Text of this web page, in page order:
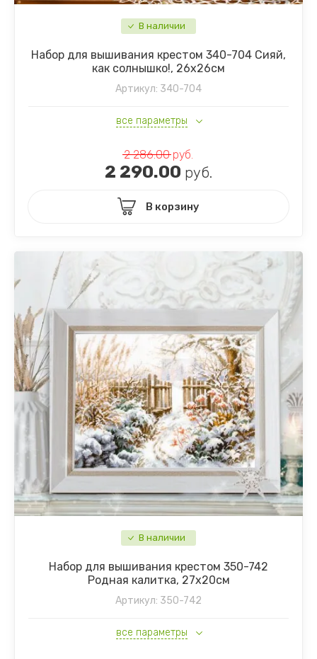
В наличии
Набор для вышивания крестом 340-704 Сияй,
как солнышко!, 26х26см
Артикул: 340-704
все параметры
2 286.00руб.
2 290.00 руб.
В корзину
В наличии
Набор для вышивания крестом 350-742
Родная калитка, 27х20см
Артикул: 350-742
все параметры